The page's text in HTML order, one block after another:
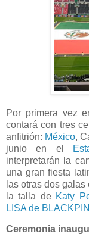
Por primera vez
contará con tres
anfitrión: México,
junio en el
interpretarán la
una gran fiesta
las otras dos
la talla de Katy
LISA de
Ceremonia